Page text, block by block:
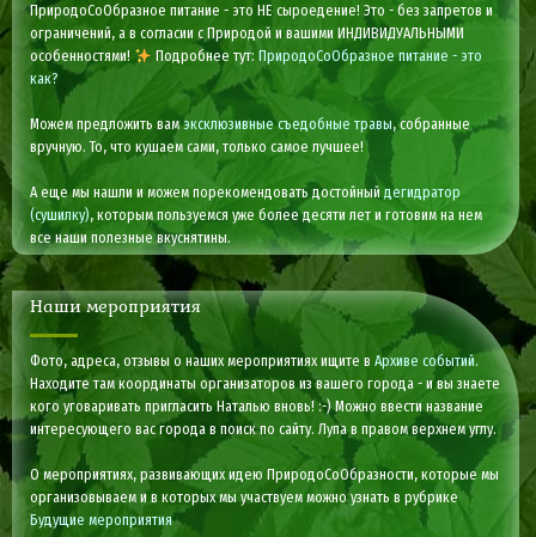
ПриродоСоОбразное питание - это НЕ сыроедение! Это - без запретов и
ограничений, а в согласии с Природой и вашими ИНДИВИДУАЛЬНЫМИ
особенностями!
Подробнее тут: ПриродоСоОбразное питание - это
как?
Можем предложить вамэксклюзивные съедобные травы, собранные
вручную. То, что кушаем сами, только самое лучшее!
А еще мы нашли и можем порекомендовать достойныйдегидратор
(сушилку), которым пользуемся уже более десяти лет и готовим на нем
все наши полезные вкуснятины.
Наши мероприятия
Фото, адреса, отзывы о наших мероприятиях ищите вАрхиве событий.
Находите там координаты организаторов из вашего города - и вы знаете
кого уговаривать пригласить Наталью вновь! :-) Можно ввести название
интересующего вас города в поиск по сайту. Лупа в правом верхнем углу.
О мероприятиях, развивающих идею ПриродоСоОбразности, которые мы
организовываем и в которых мы участвуем можно узнать в рубрике
Будущие мероприятия